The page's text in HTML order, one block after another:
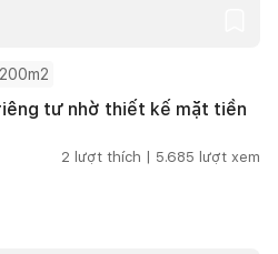
tư nhờ thiết kế mặt tiền
2 lượt thích | 5.685 lượt xem